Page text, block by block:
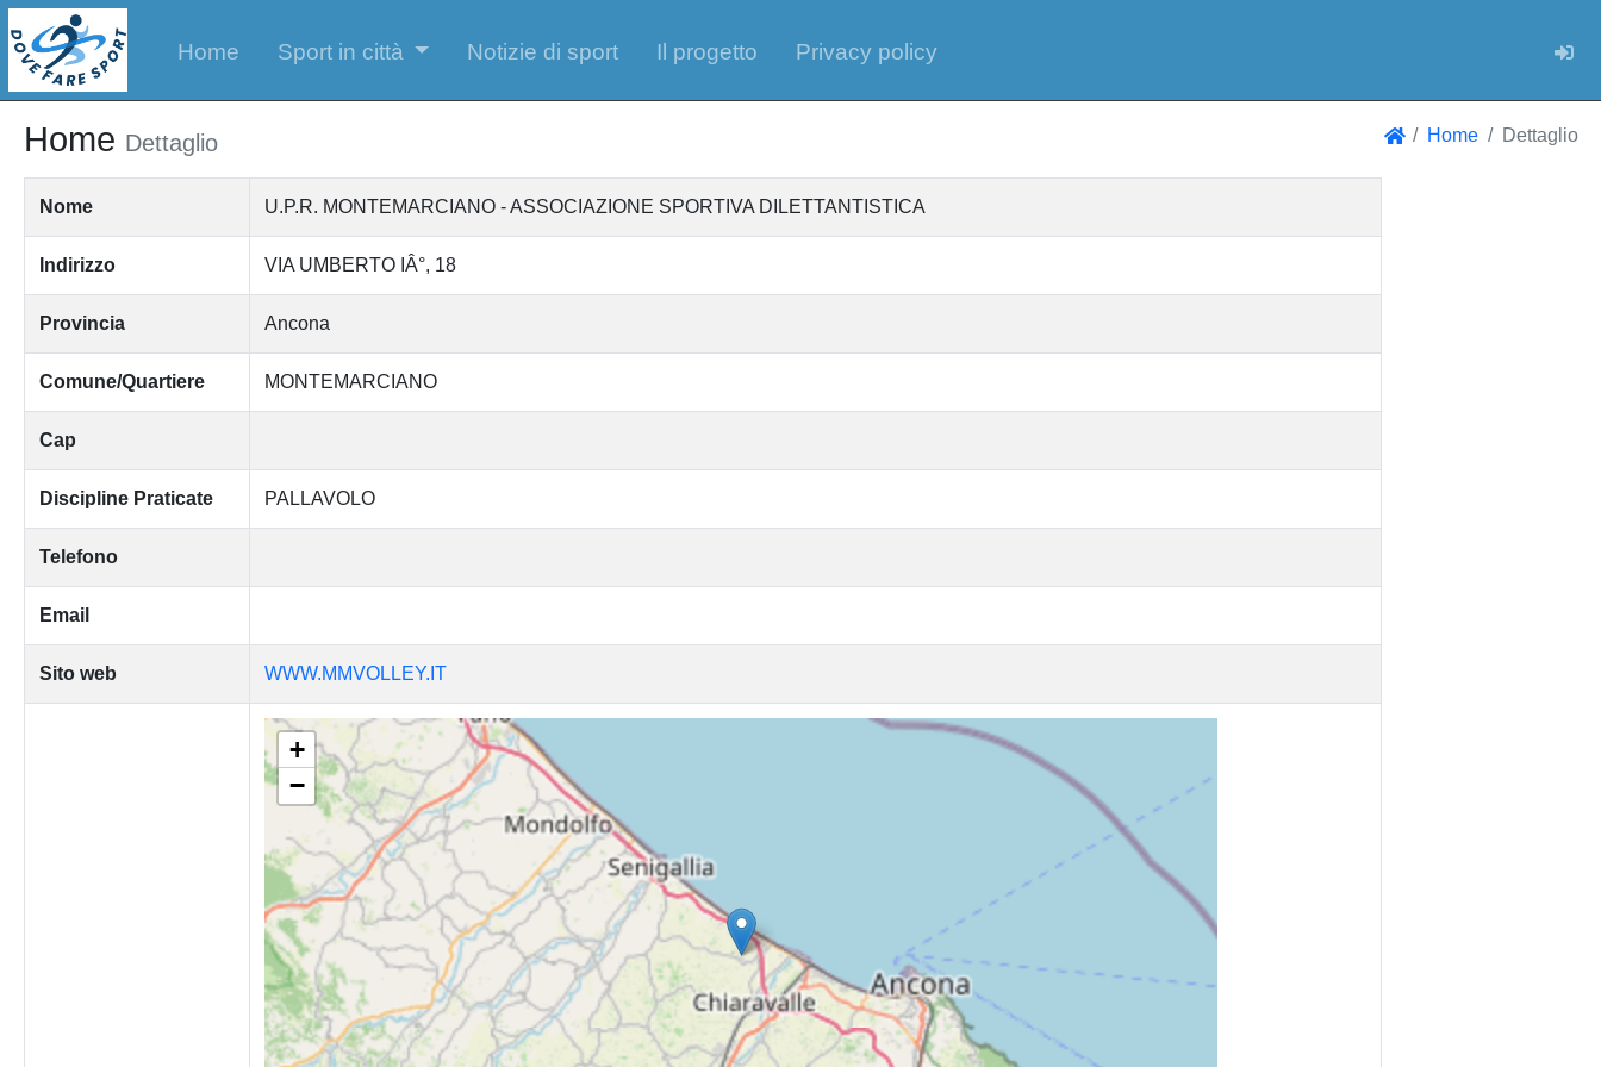
Home Sport in città Notizie di sport Il progetto Privacy policy
Home Dettaglio Home Dettaglio
Nome U.P.R. MONTEMARCIANO - ASSOCIAZIONE SPORTIVA DILETTANTISTICA
Indirizzo VIA UMBERTO IÂ°, 18
Provincia Ancona
Comune/Quartiere MONTEMARCIANO
Cap
Discipline Praticate PALLAVOLO
Telefono
Email
Sito web WWW.MMVOLLEY.IT
+
−